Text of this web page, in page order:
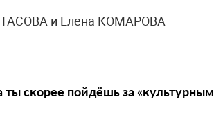
и Елена КОМАРОВА
ты скорее пойдёшь за «культурным